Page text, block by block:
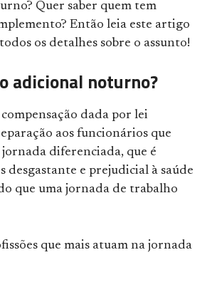
Quer saber quem tem
Então leia este artigo
os detalhes sobre o assunto!
adicional noturno?
dada por lei
aos funcionários que
diferenciada, que é
desgastante e prejudicial à saúde
que uma jornada de trabalho
que mais atuam na jornada